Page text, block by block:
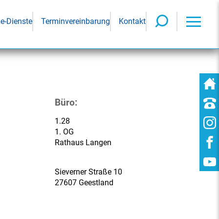
Dienste Terminvereinbarung Kontakt
Büro:
1.28
1. OG
Rathaus Langen
Sieverner Straße 10
27607 Geestland